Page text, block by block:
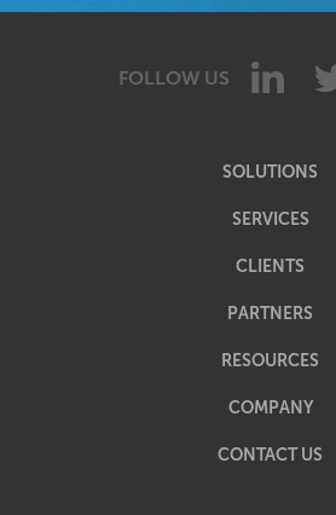
FOLLOW US
SOLUTIONS
SERVICES
CLIENTS
PARTNERS
RESOURCES
COMPANY
CONTACT US